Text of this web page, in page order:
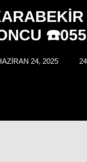
24, 2025